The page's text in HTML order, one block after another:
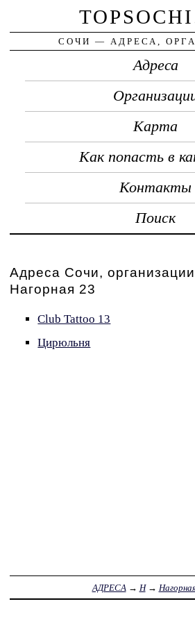
СОЧИ — АДРЕСА,
Адреса
Карта
Как попасть в
Контакты
Поиск
Адреса Сочи,
Нагорная 23
Club Tattoo 13
Цирюльня
АДРЕСА → Н→